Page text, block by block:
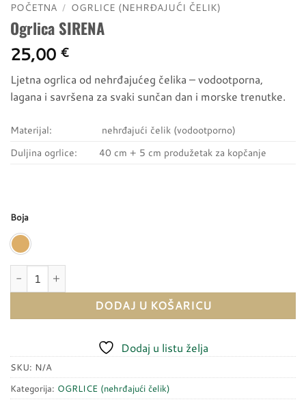
POČETNA / OGRLICE (NEHRĐAJUĆI ČELIK)
Ogrlica SIRENA
25,00 €
Ljetna ogrlica od nehrđajućeg čelika – vodootporna,
lagana i savršena za svaki sunčan dan i morske trenutke.
Materijal:
nehrđajući čelik (vodootporno)
Duljina ogrlice:
40 cm + 5 cm produžetak za kopčanje
Boja
Ogrlica SIRENA količina
DODAJ U KOŠARICU
Dodaj u listu želja
SKU: N/A
Kategorija: OGRLICE (nehrđajući čelik)